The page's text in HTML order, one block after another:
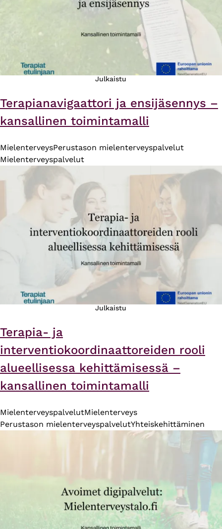
Julkaistu
Terapianavigaattori ja ensijäsennys –
kansallinen toimintamalli
MielenterveysPerustason mielenterveyspalvelut
Mielenterveyspalvelut
Julkaistu
Terapia- ja
interventiokoordinaattoreiden rooli
alueellisessa kehittämisessä –
kansallinen toimintamalli
MielenterveyspalvelutMielenterveys
Perustason mielenterveyspalvelutYhteiskehittäminen